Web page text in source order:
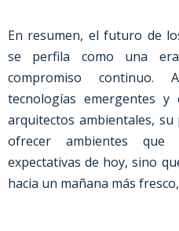
En resumen, el futuro de
se perfila como una
compromiso continuo.
tecnologías emergentes
arquitectos ambientales,
ofrecer ambientes
expectativas de hoy, sino
hacia un mañana más